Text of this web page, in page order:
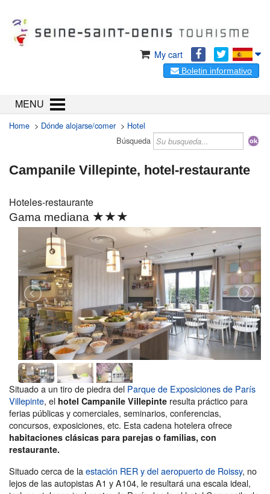
My cart
Boletin informativo
MENU
Home > Dónde alojarse/comer> Hotel
Búsqueda
Campanile Villepinte, hotel-restaurante
Hoteles-restaurante
Gama mediana ★★★
Situado a un tiro de piedra del Parque de Exposiciones de París
Villepinte, el hotel Campanile Villepinte resulta práctico para
ferias públicas y comerciales, seminarios, conferencias,
concursos, exposiciones, etc. Esta cadena hotelera ofrece
habitaciones clásicas para parejas o familias, con
restaurante.
Situado cerca de laestación RER y del aeropuerto de Roissy, no
lejos de las autopistas A1 y A104, le resultará una escala ideal,